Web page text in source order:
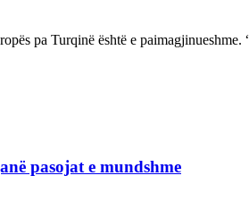
pa Turqinë është e
pasojat e mundshme